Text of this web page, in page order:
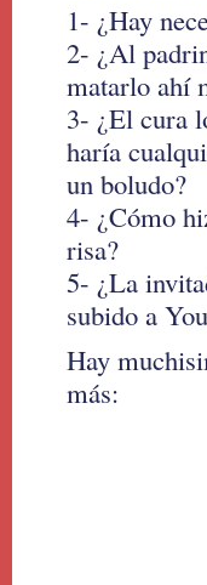
1- ¿Hay
2- ¿Al
matarlo ahí
3- ¿El cura
haría
un boludo?
4- ¿Cómo
risa?
5- ¿La
subido a
Hay
más: